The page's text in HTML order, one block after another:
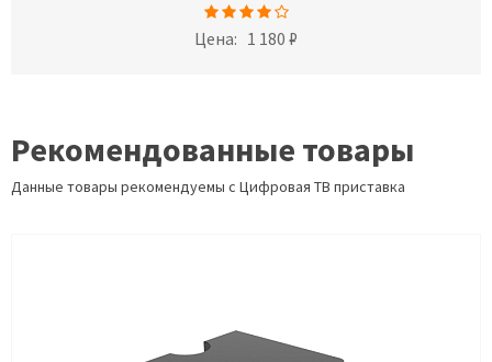
Цена: 1 180 ₽
Рекомендованные товары
Данные товары рекомендуемы с Цифровая ТВ приставка